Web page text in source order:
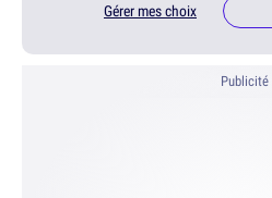
Gérer mes choix
Publicité